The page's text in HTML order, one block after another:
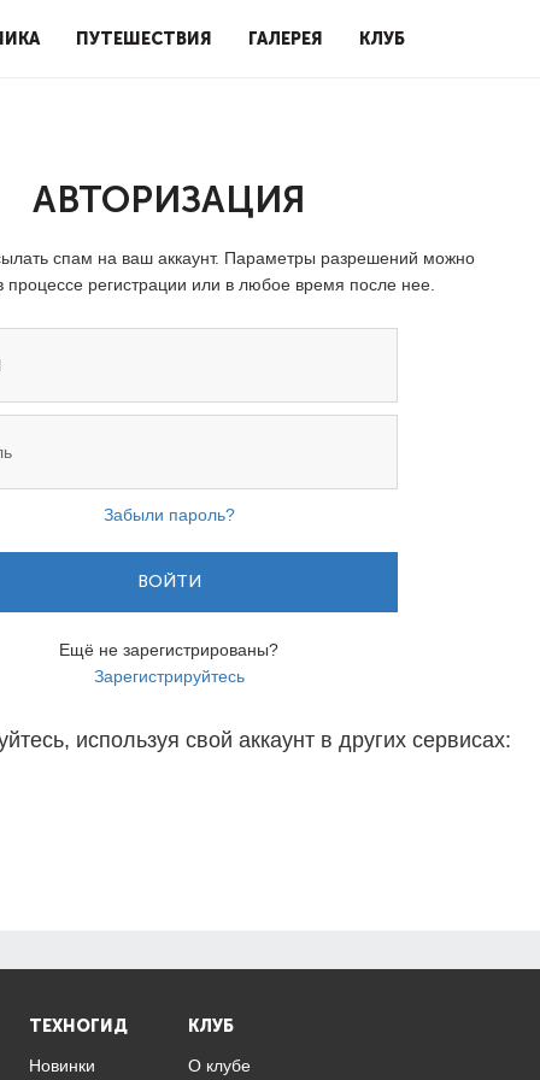
ПУТЕШЕСТВИЯ ГАЛЕРЕЯ КЛУБ
АВТОРИЗАЦИЯ
спам на ваш аккаунт. Параметры разрешений можно
процессе регистрации или в любое время после нее.
Забыли пароль?
ВОЙТИ
Ещё не зарегистрированы?
Зарегистрируйтесь
используя свой аккаунт в других сервисах:
ТЕХНОГИД
Новинки
КЛУБ
О клубе